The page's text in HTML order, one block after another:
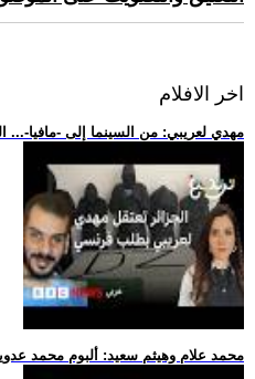
اخر الافلام
.. مهدي لعريبي: من السينما إلى -مافيا-
.. محمد علام وهيثم سعيد: ألبوم محمد